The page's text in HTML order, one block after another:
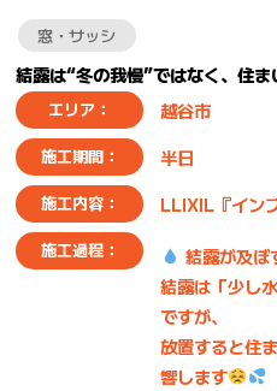
窓・サッシ
結露は“冬の我慢”ではなく、住
エリア： 越谷市
施工期間： 半日
施工内容： LLIXIL『イン
施工過程：
結露が及ぼ
結露は「少し
ですが、
放置すると住
響します